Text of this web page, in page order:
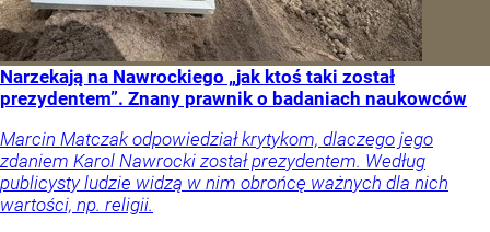
Narzekają na Nawrockiego „jak ktoś taki został
prezydentem”. Znany prawnik o badaniach naukowców
Marcin Matczak odpowiedział krytykom, dlaczego jego
zdaniem Karol Nawrocki został prezydentem. Według
publicysty ludzie widzą w nim obrońcę ważnych dla nich
wartości, np. religii.